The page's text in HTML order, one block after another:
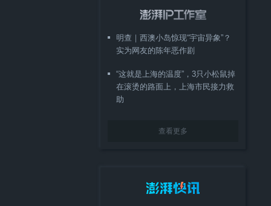
明查｜西澳小岛惊现“宇宙异象”？
实为网友的陈年恶作剧
“这就是上海的温度”，3只小松鼠掉
在滚烫的路面上，上海市民接力救
助
查看更多